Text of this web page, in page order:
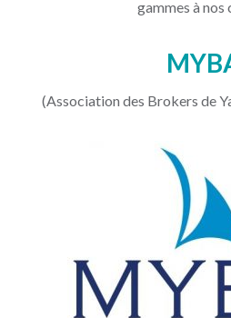
gammes à nos
(Association des Brokers de